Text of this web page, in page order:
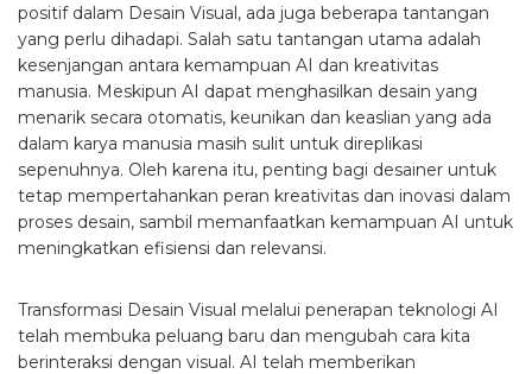
positif dalam Desain Visual, ada juga beberapa tantangan
yang perlu dihadapi. Salah satu tantangan utama adalah
kesenjangan antara kemampuan AI dan kreativitas
manusia. Meskipun AI dapat menghasilkan desain yang
menarik secara otomatis, keunikan dan keaslian yang ada
dalam karya manusia masih sulit untuk direplikasi
sepenuhnya. Oleh karena itu, penting bagi desainer untuk
tetap mempertahankan peran kreativitas dan inovasi dalam
proses desain, sambil memanfaatkan kemampuan AI untuk
meningkatkan efisiensi dan relevansi.
Transformasi Desain Visual melalui penerapan teknologi AI
telah membuka peluang baru dan mengubah cara kita
berinteraksi dengan visual. AI telah memberikan